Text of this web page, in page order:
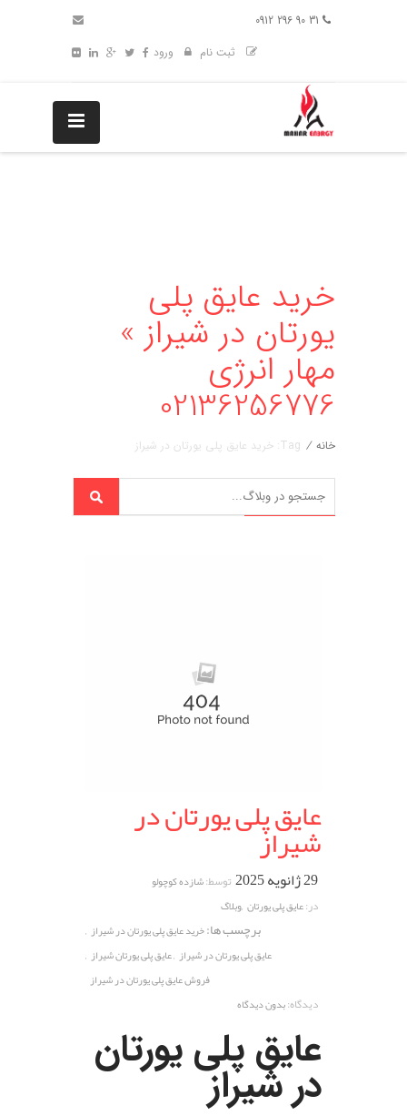
ثبت نام
ورود
خرید عایق پلی
یورتان در شیراز »
مهار انرژی
02136256776
خانه / Tag: خرید عایق پلی یورتان در شیراز
عایق پلی یورتان در
شیراز
29 ژانویه 2025 توسط:شازده کوچولو
در:عایق پلی یورتان ,وبلاگ
برچسب ها:خرید عایق پلی یورتان در شیراز ,
عایق پلی یورتان در شیراز ,عایق پلی یورتان شیراز ,
فروش عایق پلی یورتان در شیراز
دیدگاه:بدون دیدگاه
عایق پلی یورتان
در شیراز